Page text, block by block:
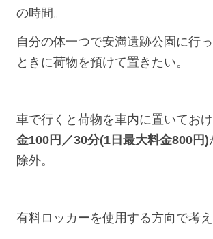
の時間。
自分の体一つで安満遺跡公園に行
ときに荷物を預けて置きたい。
車で行くと荷物を車内に置いてお
金100円／30分(1日最大料金800円)
除外。
有料ロッカーを使用する方向で考え